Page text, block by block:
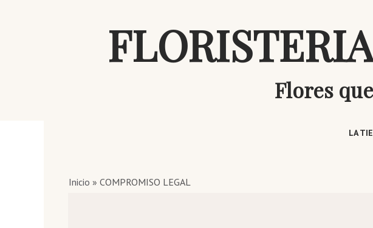
Flores
LA
Inicio » COMPROMISO LEGAL